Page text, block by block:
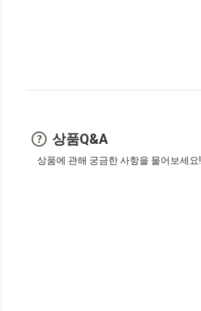
상품Q&A
상품에 관해 궁금한 사항을 물어보세요!